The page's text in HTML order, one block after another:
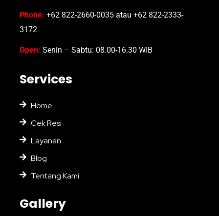
Phone: +62 822-2660-0035 atau +62 822-2333-
3172
Open: Senin – Sabtu: 08.00-16.30 WIB
Services
Home
Cek Resi
Layanan
Blog
Tentang Kami
Gallery